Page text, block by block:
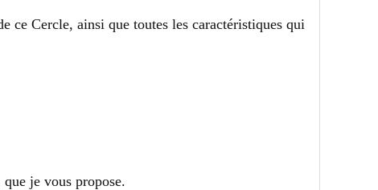
ce Cercle, ainsi que toutes les caractéristiques qui
je vous propose.